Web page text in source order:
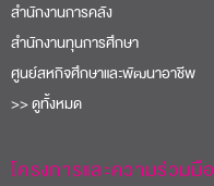
สำนักงานการคลัง
สำนักงานทุนการศึกษา
ศูนย์สหกิจศึกษาและพัฒนาอาชีพ
>> ดูทั้งหมด
โครงการและความร่วมมือ